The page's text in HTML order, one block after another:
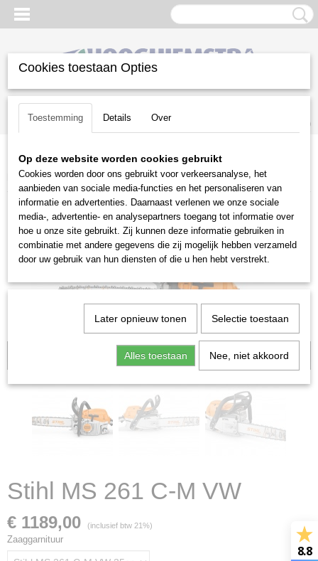
Inloggen Registreren
(0)
Home >Snoeien en Zagen> Kettingzagen>Stihl
kettingzagen>Stihl MS 261 C-M VW
Voorraad: 0
Stihl MS 261 C-M VW
€ 1189,00 (inclusief btw 21%)
Zaaggarnituur
8.8
Cookies toestaan Opties
Toestemming Details Over
Op deze website worden cookies gebruikt
Cookies worden door ons gebruikt voor verkeersanalyse, het
aanbieden van sociale media-functies en het personaliseren van
informatie en advertenties. Daarnaast verlenen we onze sociale
media-, advertentie- en analysepartners toegang tot informatie over
hoe u onze site gebruikt. Zij kunnen deze informatie gebruiken in
combinatie met andere gegevens die zij mogelijk hebben verzameld
door uw gebruik van hun diensten of die u hen hebt verstrekt.
Later opnieuw tonen Selectie toestaan
Alles toestaan Nee, niet akkoord